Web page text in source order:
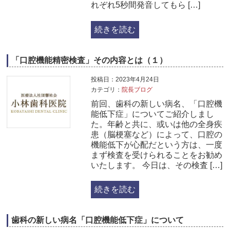
れぞれ5秒間発音してもら […]
続きを読む
「口腔機能精密検査」その内容とは（１）
投稿日：2023年4月24日
カテゴリ： 院長ブログ
前回、歯科の新しい病名、「口腔機
能低下症」についてご紹介しまし
た。年齢と共に、或いは他の全身疾
患（脳梗塞など）によって、口腔の
機能低下が心配だという方は、一度
まず検査を受けられることをお勧め
いたします。 今日は、その検査 […]
続きを読む
歯科の新しい病名「口腔機能低下症」について